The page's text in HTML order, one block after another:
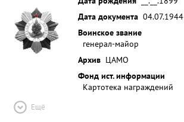
Дата документа 04.07.1944
Воинское звание
генерал-майор
Архив ЦАМО
Фонд ист. информации
Картотека награждений
Ещё